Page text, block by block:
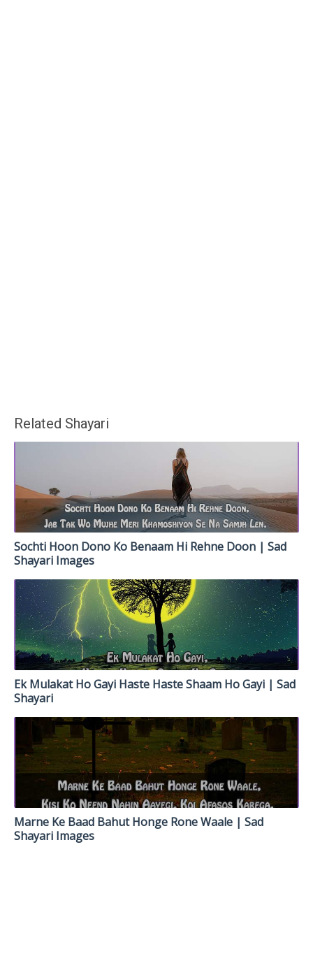
Related Shayari
Sochti Hoon Dono Ko Benaam Hi Rehne Doon | Sad
Shayari Images
Ek Mulakat Ho Gayi Haste Haste Shaam Ho Gayi | Sad
Shayari
Marne Ke Baad Bahut Honge Rone Waale | Sad
Shayari Images